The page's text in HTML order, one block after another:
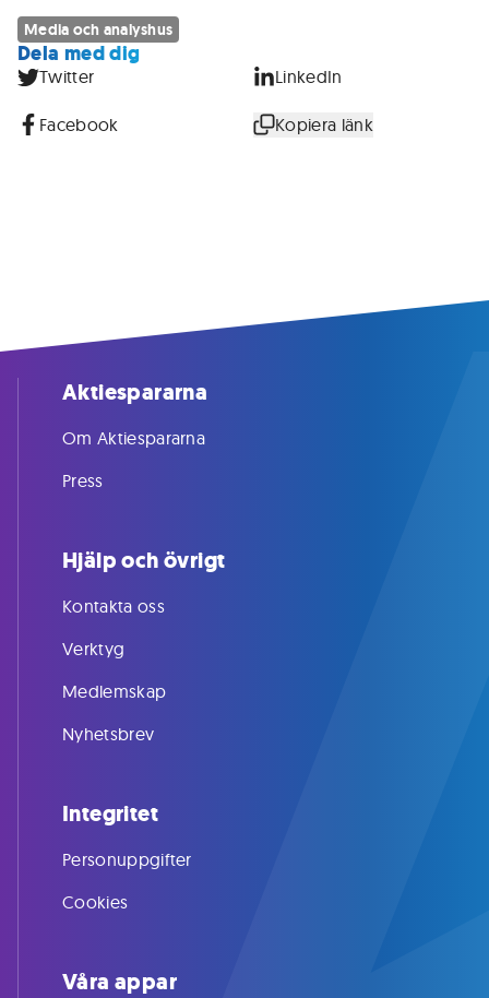
Media och analyshus
Dela med dig
Twitter LinkedIn
Facebook Kopiera länk
Aktiespararna
Om Aktiespararna
Press
Hjälp och övrigt
Kontakta oss
Verktyg
Medlemskap
Nyhetsbrev
Integritet
Personuppgifter
Cookies
Våra appar